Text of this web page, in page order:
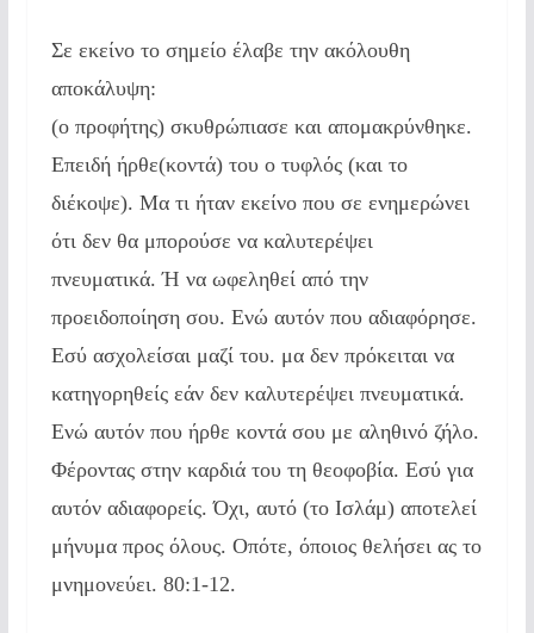
Σε εκείνο το σημείο έλαβε την ακόλουθη
αποκάλυψη:
(ο προφήτης) σκυθρώπιασε και απομακρύνθηκε.
Επειδή ήρθε(κοντά) του ο τυφλός (και το
διέκοψε). Μα τι ήταν εκείνο που σε ενημερώνει
ότι δεν θα μπορούσε να καλυτερέψει
πνευματικά. Ή να ωφεληθεί από την
προειδοποίηση σου. Ενώ αυτόν που αδιαφόρησε.
Εσύ ασχολείσαι μαζί του. μα δεν πρόκειται να
κατηγορηθείς εάν δεν καλυτερέψει πνευματικά.
Ενώ αυτόν που ήρθε κοντά σου με αληθινό ζήλο.
Φέροντας στην καρδιά του τη θεοφοβία. Εσύ για
αυτόν αδιαφορείς. Όχι, αυτό (το Ισλάμ) αποτελεί
μήνυμα προς όλους. Οπότε, όποιος θελήσει ας το
μνημονεύει. 80:1-12.